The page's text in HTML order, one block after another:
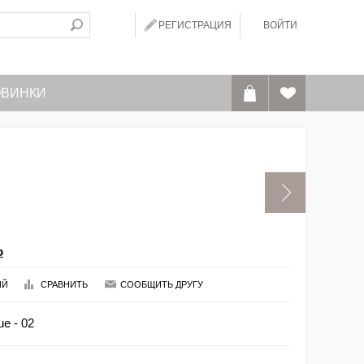
РЕГИСТРАЦИЯ ВОЙТИ
СРАВНИТЬ СООБЩИТЬ ДРУГУ
- 02